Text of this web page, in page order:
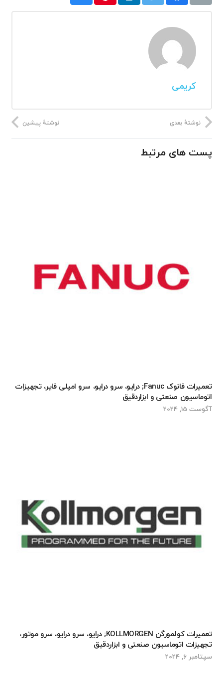
کریمی
نوشتهٔ پیشین نوشتهٔ بعدی
پست های مرتبط
تعمیرات فانوک Fanuc; درایو، سرو درایو، سرو امپلی فایر، تجهیزات
اتوماسیون صنعتی و ابزاردقیق
آگوست 15, 2024
تعمیرات کولمورگن KOLLMORGEN; درایو، سرو درایو، سرو موتور،
تجهیزات اتوماسیون صنعتی و ابزاردقیق
سپتامبر 6, 2024